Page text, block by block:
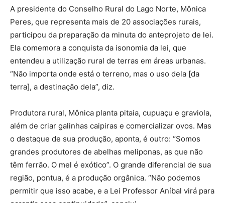
A presidente do Conselho Rural do Lago Norte, Mônica
Peres, que representa mais de 20 associações rurais,
participou da preparação da minuta do anteprojeto de lei.
Ela comemora a conquista da isonomia da lei, que
entendeu a utilização rural de terras em áreas urbanas.
“Não importa onde está o terreno, mas o uso dela [da
terra], a destinação dela”, diz.
Produtora rural, Mônica planta pitaia, cupuaçu e graviola,
além de criar galinhas caipiras e comercializar ovos. Mas
o destaque de sua produção, aponta, é outro: “Somos
grandes produtores de abelhas meliponas, as que não
têm ferrão. O mel é exótico”. O grande diferencial de sua
região, pontua, é a produção orgânica. “Não podemos
permitir que isso acabe, e a Lei Professor Aníbal virá para